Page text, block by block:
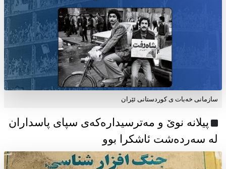
سازمانی خەبات ی كوردستانی ئێران
پیلانە نوێ و مەترسیدارەکەی سپای پاسداران
لە سەردەشت ئاشکرا بوو